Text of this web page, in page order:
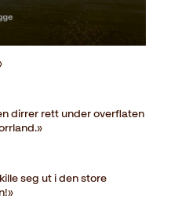
dirrer rett under overflaten
seg ut i den store